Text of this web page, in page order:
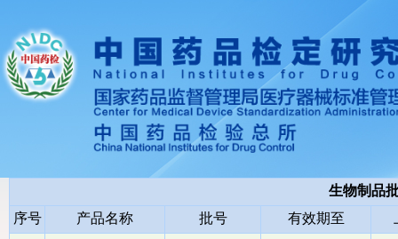
生物制品
序号
产品名称 批号 有效期至